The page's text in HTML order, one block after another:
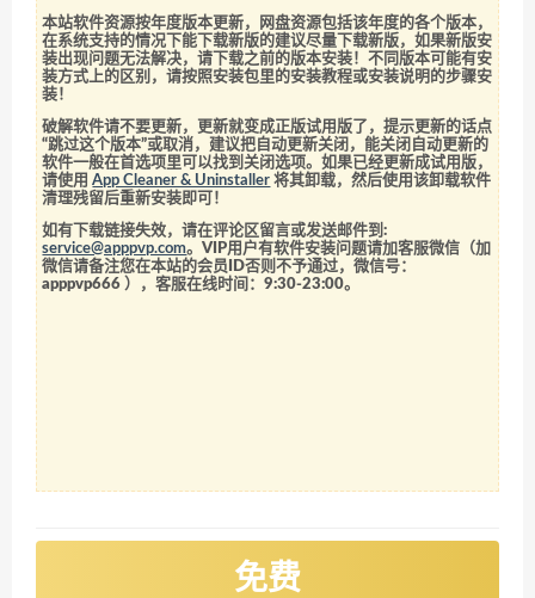
本站软件资源按年度版本更新，网盘资源包括该年度的各个版本，
在系统支持的情况下能下载新版的建议尽量下载新版，如果新版安
装出现问题无法解决，请下载之前的版本安装！不同版本可能有安
装方式上的区别，请按照安装包里的安装教程或安装说明的步骤安
装！
破解软件请不要更新，更新就变成正版试用版了，提示更新的话点
“跳过这个版本”或取消，建议把自动更新关闭，能关闭自动更新的
软件一般在首选项里可以找到关闭选项。如果已经更新成试用版，
请使用App Cleaner & Uninstaller 将其卸载，然后使用该卸载软件
清理残留后重新安装即可！
如有下载链接失效，请在评论区留言或发送邮件到:
service@apppvp.com。VIP用户有软件安装问题请加客服微信（加
微信请备注您在本站的会员ID否则不予通过，微信号：
apppvp666 ），客服在线时间：9:30-23:00。
免费